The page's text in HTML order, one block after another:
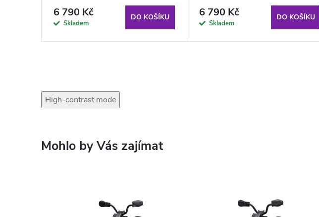
6 790 Kč
Skladem
DO KOŠÍKU 6 790 Kč
Skladem
DO KOŠÍKU
High-contrast mode